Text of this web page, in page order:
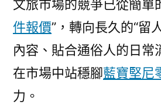
文旅市場的競爭已從簡單
件報價”，轉向長久的“留
內容、貼合通俗人的日常
在市場中站穩腳藍寶堅尼
力。